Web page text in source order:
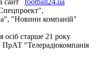
сайт
football24.ua
"Новини компаній"
осіб старше 21 року
ПрАТ "Телерадіокомпанія